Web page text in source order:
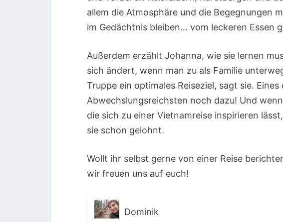
allem die Atmosphäre und die Begegnungen
im Gedächtnis bleiben… vom leckeren Essen
Außerdem erzählt Johanna, wie sie lernen
sich ändert, wenn man zu als Familie
Truppe ein optimales Reiseziel, sagt sie.
Abwechslungsreichsten noch dazu! Und
die sich zu einer Vietnamreise inspirieren
sie schon gelohnt.
Wollt ihr selbst gerne von einer Reise
wir freuen uns auf euch!
Dominik